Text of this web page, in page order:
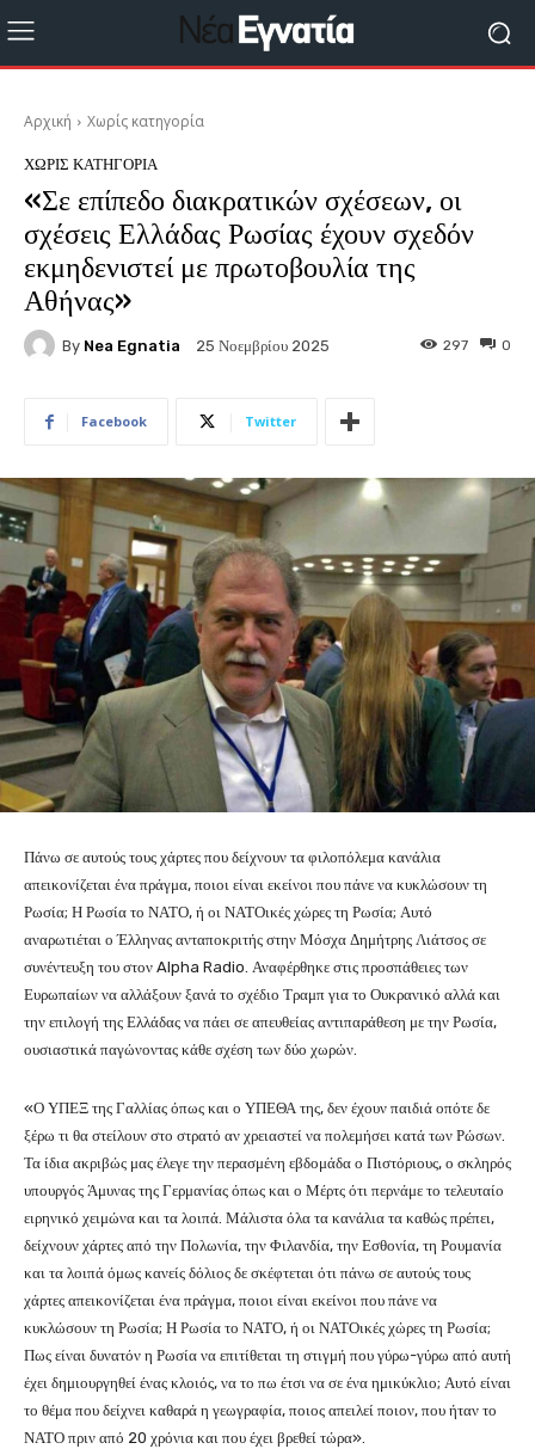
Αρχική Χωρίς κατηγορία
ΧΩΡΊΣ ΚΑΤΗΓΟΡΊΑ
«Σε επίπεδο διακρατικών σχέσεων, οι
σχέσεις Ελλάδας Ρωσίας έχουν σχεδόν
εκμηδενιστεί με πρωτοβουλία της
Αθήνας»
By Nea Egnatia 25 Νοεμβρίου 2025 0
297
Facebook Twitter
Πάνω σε αυτούς τους χάρτες που δείχνουν τα φιλοπόλεμα κανάλια
απεικονίζεται ένα πράγμα, ποιοι είναι εκείνοι που πάνε να κυκλώσουν τη
Ρωσία; Η Ρωσία το ΝΑΤΟ, ή οι ΝΑΤΟικές χώρες τη Ρωσία; Αυτό
αναρωτιέται ο Έλληνας ανταποκριτής στην Μόσχα Δημήτρης Λιάτσος σε
συνέντευξη του στον Alpha Radio. Αναφέρθηκε στις προσπάθειες των
Ευρωπαίων να αλλάξουν ξανά το σχέδιο Τραμπ για το Ουκρανικό αλλά και
την επιλογή της Ελλάδας να πάει σε απευθείας αντιπαράθεση με την Ρωσία,
ουσιαστικά παγώνοντας κάθε σχέση των δύο χωρών.
«Ο ΥΠΕΞ της Γαλλίας όπως και ο ΥΠΕΘΑ της, δεν έχουν παιδιά οπότε δε
ξέρω τι θα στείλουν στο στρατό αν χρειαστεί να πολεμήσει κατά των Ρώσων.
Τα ίδια ακριβώς μας έλεγε την περασμένη εβδομάδα ο Πιστόριους, ο σκληρός
υπουργός Άμυνας της Γερμανίας όπως και ο Μέρτς ότι περνάμε το τελευταίο
ειρηνικό χειμώνα και τα λοιπά. Μάλιστα όλα τα κανάλια τα καθώς πρέπει,
δείχνουν χάρτες από την Πολωνία, την Φιλανδία, την Εσθονία, τη Ρουμανία
και τα λοιπά όμως κανείς δόλιος δε σκέφτεται ότι πάνω σε αυτούς τους
χάρτες απεικονίζεται ένα πράγμα, ποιοι είναι εκείνοι που πάνε να
κυκλώσουν τη Ρωσία; Η Ρωσία το ΝΑΤΟ, ή οι ΝΑΤΟικές χώρες τη Ρωσία;
Πως είναι δυνατόν η Ρωσία να επιτίθεται τη στιγμή που γύρω-γύρω από αυτή
έχει δημιουργηθεί ένας κλοιός, να το πω έτσι να σε ένα ημικύκλιο; Αυτό είναι
το θέμα που δείχνει καθαρά η γεωγραφία, ποιος απειλεί ποιον, που ήταν το
ΝΑΤΟ πριν από 20 χρόνια και που έχει βρεθεί τώρα».